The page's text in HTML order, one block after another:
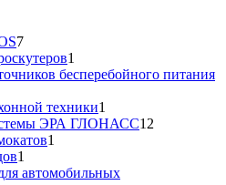
77
товаров1
товар
бесперебойного питания
техники1
товар
ЭРА ГЛОНАСС12
1
1
товар
автомобильных